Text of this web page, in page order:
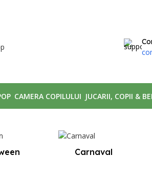
CAMERA COPILULUI JUCARII, COPII &
Carnaval